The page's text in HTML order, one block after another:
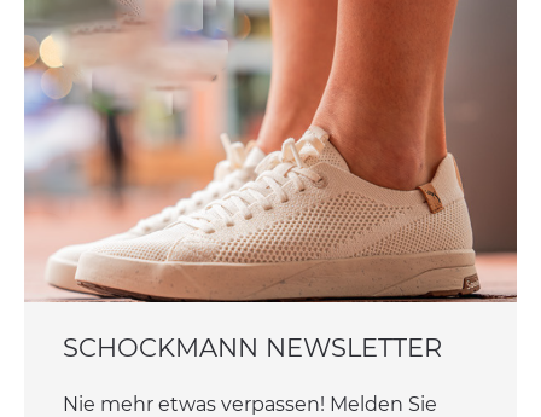
SCHOCKMANN NEWSLETTER
Nie mehr etwas verpassen! Melden Sie